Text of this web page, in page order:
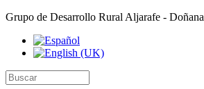
Grupo de Desarrollo Rural Aljarafe - Doñana